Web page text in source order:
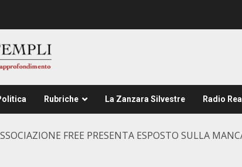
Rubriche La Zanzara Silvestre Radio
FREE PRESENTA ESPOSTO SULLA